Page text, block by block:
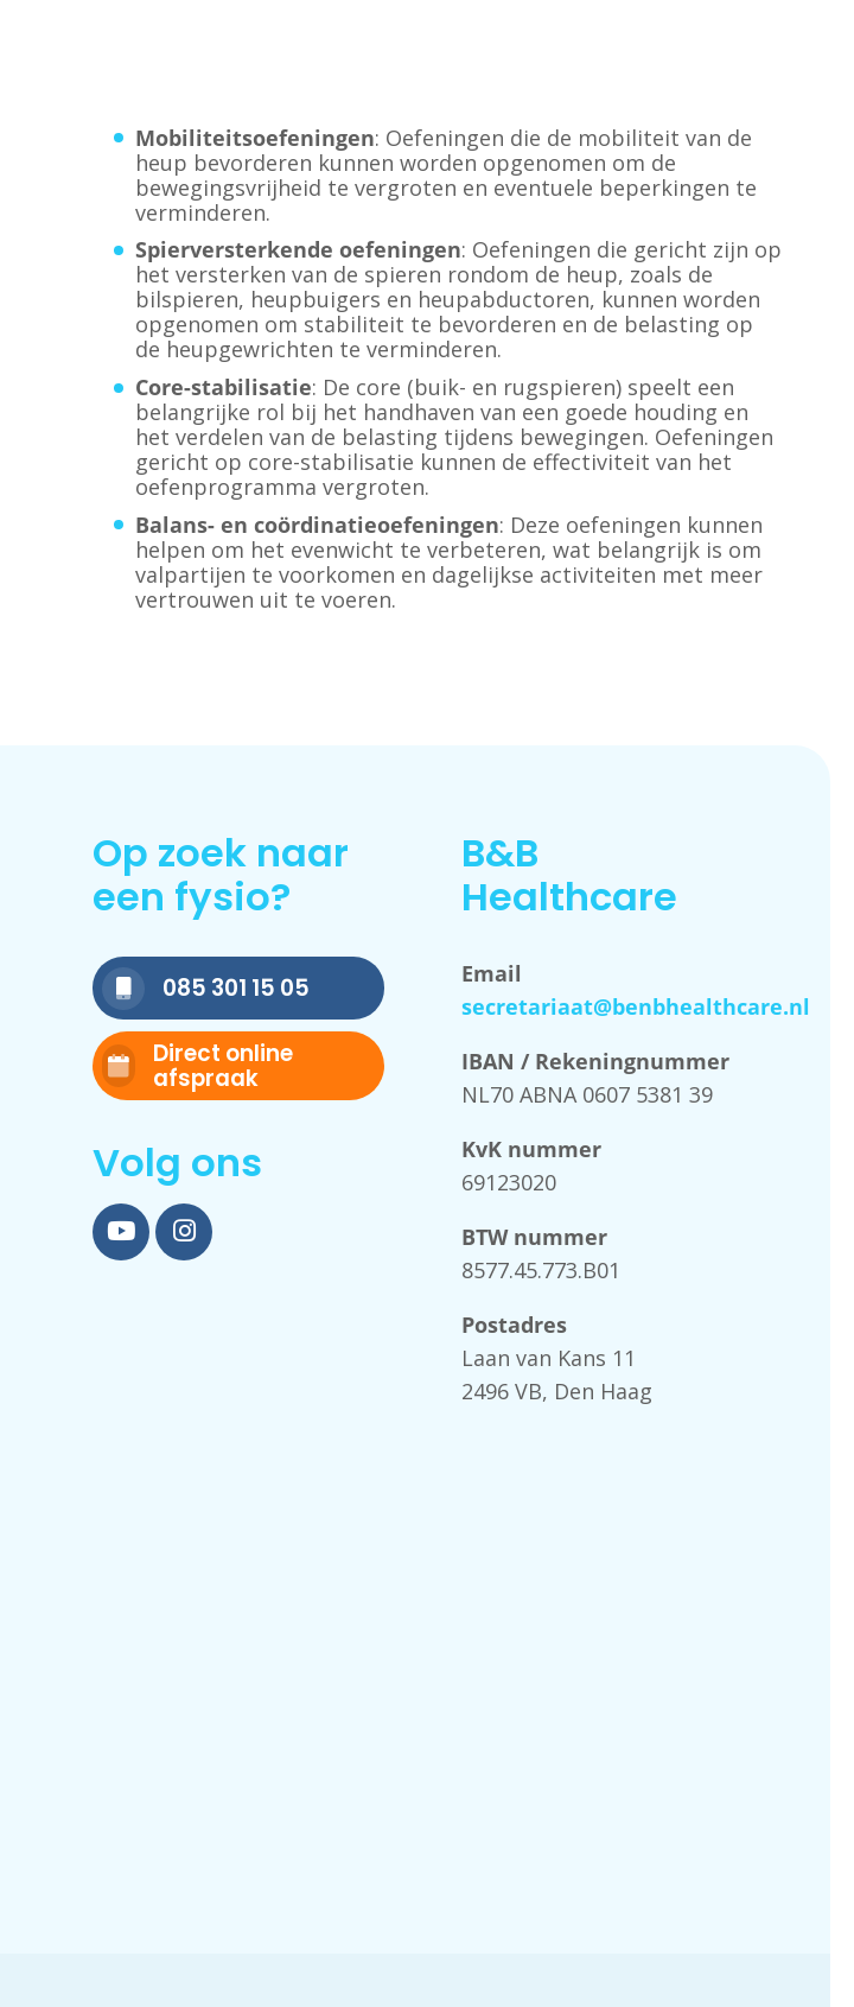
Mobiliteitsoefeningen: Oefeningen die de mobiliteit van de
heup bevorderen kunnen worden opgenomen om de
bewegingsvrijheid te vergroten en eventuele beperkingen te
verminderen.
Spierversterkende oefeningen: Oefeningen die gericht zijn op
het versterken van de spieren rondom de heup, zoals de
bilspieren, heupbuigers en heupabductoren, kunnen worden
opgenomen om stabiliteit te bevorderen en de belasting op
de heupgewrichten te verminderen.
Core-stabilisatie: De core (buik- en rugspieren) speelt een
belangrijke rol bij het handhaven van een goede houding en
het verdelen van de belasting tijdens bewegingen. Oefeningen
gericht op core-stabilisatie kunnen de effectiviteit van het
oefenprogramma vergroten.
Balans- en coördinatieoefeningen: Deze oefeningen kunnen
helpen om het evenwicht te verbeteren, wat belangrijk is om
valpartijen te voorkomen en dagelijkse activiteiten met meer
vertrouwen uit te voeren.
Op zoek naar
een fysio?
085 301 15 05
Direct online
afspraak
Volg ons
YouTubeInstagram
B&B
Healthcare
Email
secretariaat@benbhealthcare.nl
IBAN / Rekeningnummer
NL70 ABNA 0607 5381 39
KvK nummer
69123020
BTW nummer
8577.45.773.B01
Postadres
Laan van Kans 11
2496 VB, Den Haag